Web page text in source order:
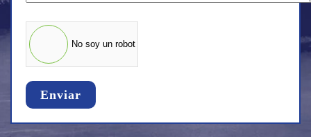
No soy un robot
Enviar